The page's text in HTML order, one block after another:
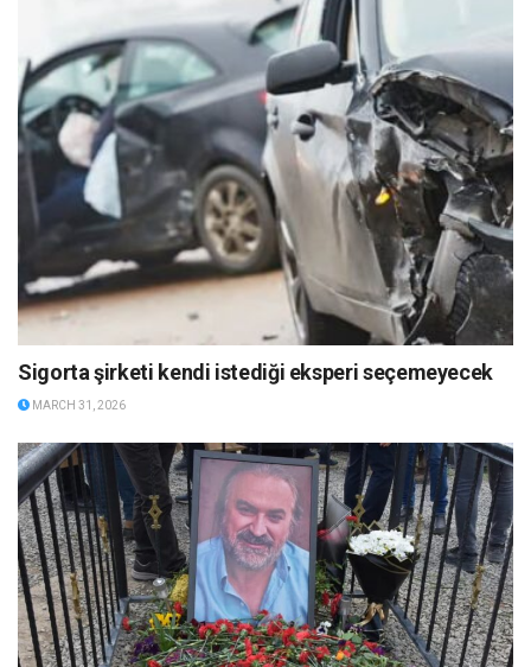
Sigorta şirketi kendi istediği eksperi seçemeyecek
MARCH 31, 2026